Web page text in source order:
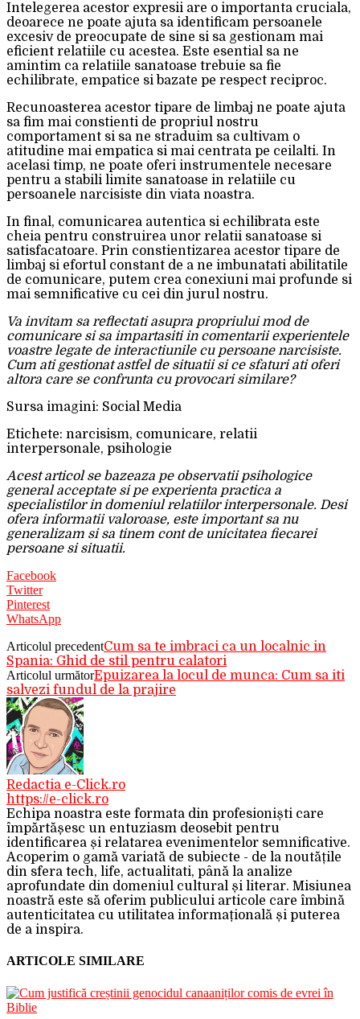
Intelegerea acestor expresii are o importanta cruciala,
deoarece ne poate ajuta sa identificam persoanele
excesiv de preocupate de sine si sa gestionam mai
eficient relatiile cu acestea. Este esential sa ne
amintim ca relatiile sanatoase trebuie sa fie
echilibrate, empatice si bazate pe respect reciproc.
Recunoasterea acestor tipare de limbaj ne poate ajuta
sa fim mai constienti de propriul nostru
comportament si sa ne straduim sa cultivam o
atitudine mai empatica si mai centrata pe ceilalti. In
acelasi timp, ne poate oferi instrumentele necesare
pentru a stabili limite sanatoase in relatiile cu
persoanele narcisiste din viata noastra.
In final, comunicarea autentica si echilibrata este
cheia pentru construirea unor relatii sanatoase si
satisfacatoare. Prin constientizarea acestor tipare de
limbaj si efortul constant de a ne imbunatati abilitatile
de comunicare, putem crea conexiuni mai profunde si
mai semnificative cu cei din jurul nostru.
Va invitam sa reflectati asupra propriului mod de
comunicare si sa impartasiti in comentarii experientele
voastre legate de interactiunile cu persoane narcisiste.
Cum ati gestionat astfel de situatii si ce sfaturi ati oferi
altora care se confrunta cu provocari similare?
Sursa imagini: Social Media
Etichete: narcisism, comunicare, relatii
interpersonale, psihologie
Acest articol se bazeaza pe observatii psihologice
general acceptate si pe experienta practica a
specialistilor in domeniul relatiilor interpersonale. Desi
ofera informatii valoroase, este important sa nu
generalizam si sa tinem cont de unicitatea fiecarei
persoane si situatii.
Facebook
Twitter
Pinterest
WhatsApp
Articolul precedentCum sa te imbraci ca un localnic in
Spania: Ghid de stil pentru calatori
Articolul următorEpuizarea la locul de munca: Cum sa iti
salvezi fundul de la prajire
Redactia e-Click.ro
https://e-click.ro
Echipa noastra este formata din profesioniști care
împărtășesc un entuziasm deosebit pentru
identificarea și relatarea evenimentelor semnificative.
Acoperim o gamă variată de subiecte - de la noutățile
din sfera tech, life, actualitati, până la analize
aprofundate din domeniul cultural și literar. Misiunea
noastră este să oferim publicului articole care îmbină
autenticitatea cu utilitatea informațională și puterea
de a inspira.
ARTICOLE SIMILARE